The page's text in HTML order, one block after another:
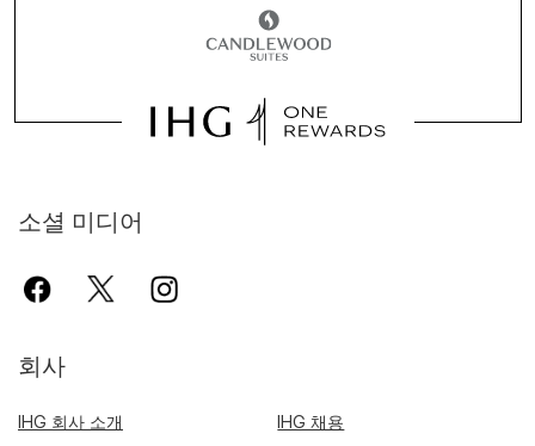
소셜 미디어
회사
IHG 회사 소개
IHG 채용